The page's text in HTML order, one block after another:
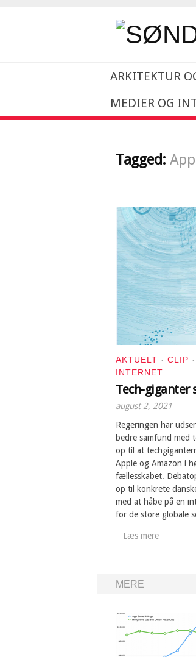
ARKITEKTUR
MEDIER OG
Tagged:
AKTUELT · CLIP ·
INTERNET
Tech-giganter
august 2, 2021
Regeringen har
bedre samfund med
op til at
Apple og Amazon i
fællesskabet.
op til konkrete
med at håbe på en
for de store globale
Læs mere
MERE